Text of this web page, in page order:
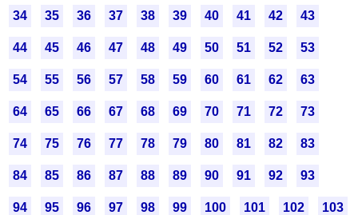
34 35 36 37 38 39 40 41 42 43
44 45 46 47 48 49 50 51 52 53
54 55 56 57 58 59 60 61 62 63
64 65 66 67 68 69 70 71 72 73
74 75 76 77 78 79 80 81 82 83
84 85 86 87 88 89 90 91 92 93
94 95 96 97 98 99 100 101 102 103